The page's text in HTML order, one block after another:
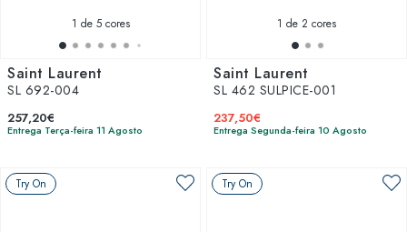
1 de 5 cores
Saint Laurent
SL 692-004
257,20€
Entrega Terça-feira 11 Agosto
1 de 2 cores
Saint Laurent
SL 462 SULPICE-001
237,50€
Entrega Segunda-feira 10 Agosto
Try On Try On